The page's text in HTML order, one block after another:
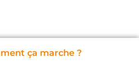
ça marche ?